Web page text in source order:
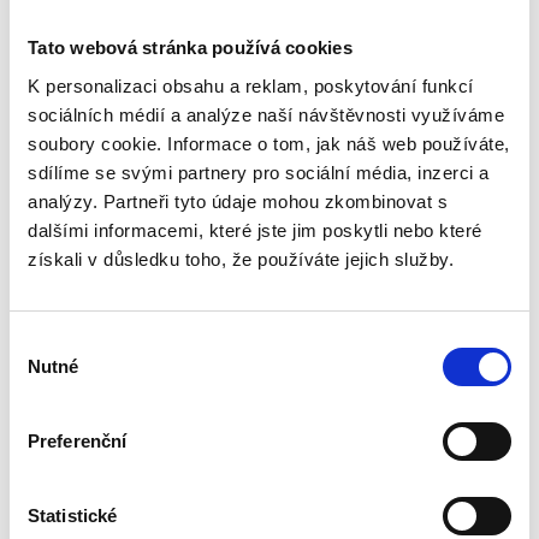
Tato webová stránka používá cookies
K personalizaci obsahu a reklam, poskytování funkcí
sociálních médií a analýze naší návštěvnosti využíváme
soubory cookie. Informace o tom, jak náš web používáte,
sdílíme se svými partnery pro sociální média, inzerci a
analýzy. Partneři tyto údaje mohou zkombinovat s
dalšími informacemi, které jste jim poskytli nebo které
získali v důsledku toho, že používáte jejich služby.
souhlasu
Nutné
Preferenční
Statistické
einloggen.
Bewerten Sie das Produkt
Empfohlenes Zubehör